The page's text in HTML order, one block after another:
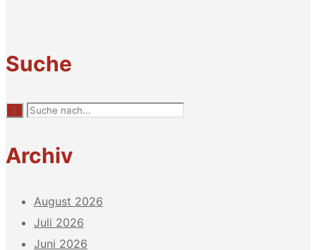
Suche
Archiv
August 2026
Juli 2026
Juni 2026